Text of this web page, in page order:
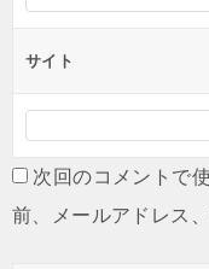
サイト
次回のコメントで
前、メールアドレス